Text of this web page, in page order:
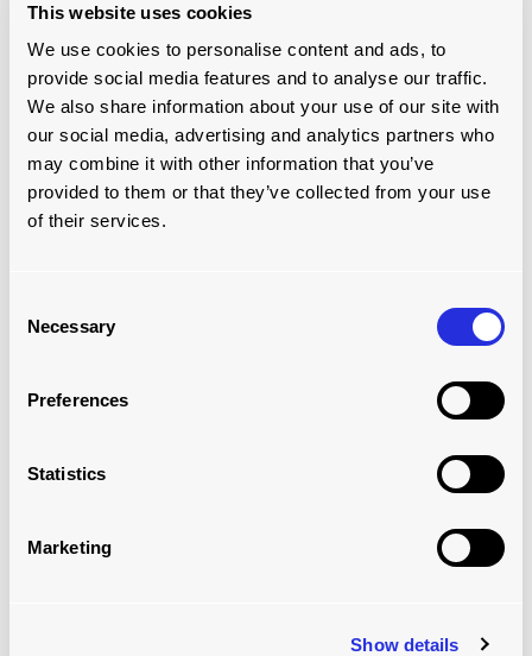
This website uses cookies
We use cookies to personalise content and ads, to
provide social media features and to analyse our traffic.
We also share information about your use of our site with
our social media, advertising and analytics partners who
may combine it with other information that you’ve
provided to them or that they’ve collected from your use
of their services.
Selection
Necessary
Preferences
Statistics
Marketing
Show details
INBEV, BÉLGICA, SISTEMA RISERPLATE
UNILEVER, HOLANDA, TRAILERSKATE